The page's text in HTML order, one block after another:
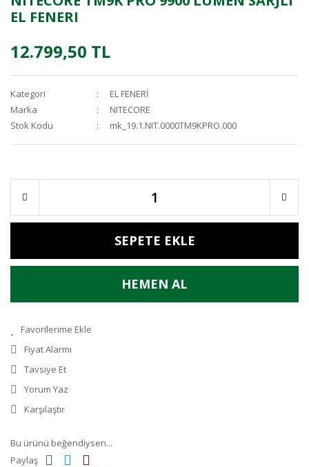
EL FENERI
12.799,50 TL
Kategori
EL FENERİ
Marka
NITECORE
Stok Kodu
mk_19.1.NIT.0000TM9KPRO.000
SEPETE EKLE
HEMEN AL
Fiyat Alarmı
Tavsiye Et
Yorum Yaz
Karşılaştır
Bu ürünü beğendiysen...
Paylaş